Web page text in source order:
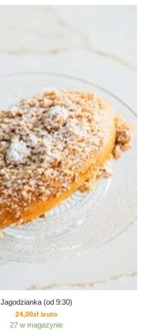
Jagodzianka (od 9:30)
24,00zł brutto
27 w magazynie